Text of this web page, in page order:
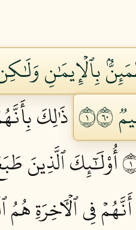
بِٱلۡإِيمَٰنِ
ذَٰلِكَ
أُوْلَٰٓئِكَ ٱلَّذِينَ
فِي ٱلۡأٓخِرَةِ هُمُ